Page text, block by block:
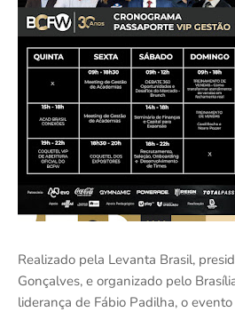
Realizado pela Levanta Brasil,
Gonçalves, e organizado pelo
liderança de Fábio Padilha, o